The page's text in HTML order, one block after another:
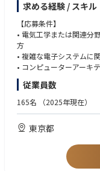
ロボット設備の導入、制
ションです。
制御分野を中心としなが
ても幅広く経験できます。
・必要に応じて海外工場
【主な担当業務内容】
• 顧客による製品評価・
• 顧客の課題を技術的・
携して対応
• 製品検証試験の調整お
• 顧客、販売代理店、社
• 展示会・イベントにお
【担当製品】
サーバー、産業用PC、
ードコンピューターなど
求める経験 / スキル
【応募条件】
• 電気工学または関連分
方
• 複雑な電子システムに
• コンピューターアーキ
ェア（Windows、Linux
• 日本語に加え、英語ま
扱えるコミュニケーショ
【歓迎】
•サーバー、IoT製品（
シングルボードコンピ
•産業用パソコンのオン
従業員数
165名 （2025年現在）
東京都